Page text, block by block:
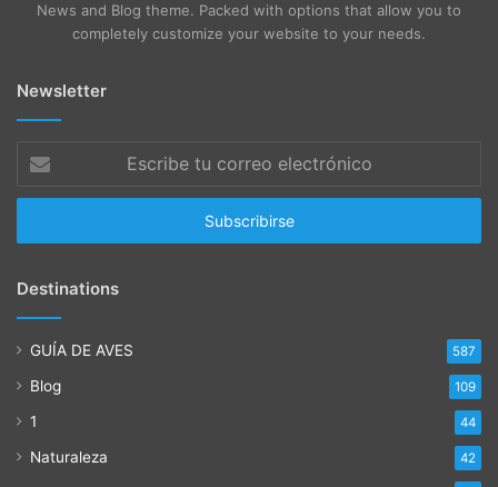
News and Blog theme. Packed with options that allow you to
completely customize your website to your needs.
Newsletter
tu
correo
Destinations
GUÍA DE AVES 587
Blog 109
1 44
Naturaleza 42